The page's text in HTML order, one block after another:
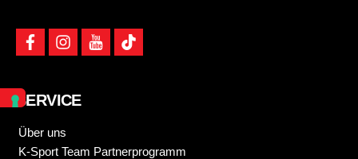
f
a
b
o
k
i
n
a
g
m
y
o
t
i
SERVICE
Über uns
K-Sport Team Partnerprogramm